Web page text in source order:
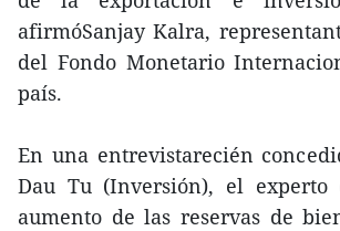
afirmóSanjay Kalra,
del Fondo Monetario
país.
En una entrevistarecién
Dau Tu (Inversión), el experto
aumento de las reservas de